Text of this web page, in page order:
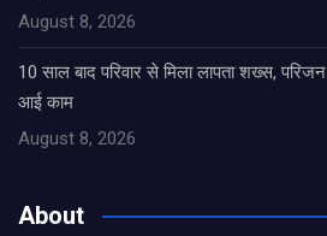
August 8, 2026
10 साल बाद परिवार से मिला लापता शख्स,
आई काम
August 8, 2026
About